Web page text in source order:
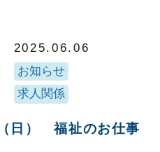
2025.06.06
お知らせ
求人関係
日） 福祉のお仕事